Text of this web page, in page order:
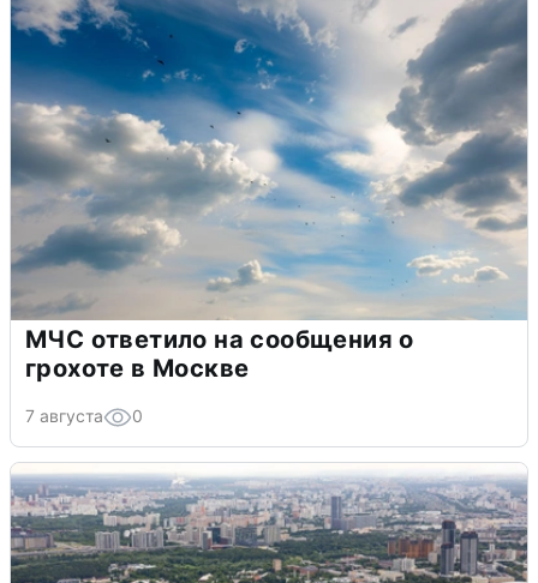
МЧС ответило на сообщения о
грохоте в Москве
7 августа 0